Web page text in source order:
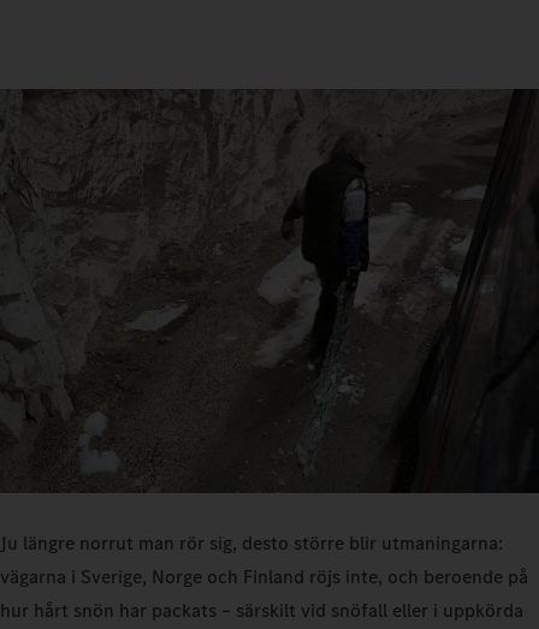
Ju längre norrut man rör sig, desto större blir utmaningarna:
vägarna i Sverige, Norge och Finland röjs inte, och beroende på
hur hårt snön har packats – särskilt vid snöfall eller i uppkörda